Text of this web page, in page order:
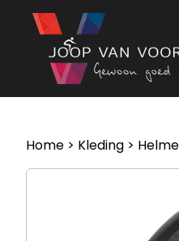
Ga naar de inhoud
Home > Kleding >